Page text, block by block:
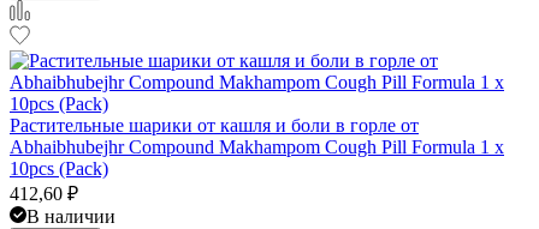
Растительные шарики от кашля и боли в горле от
Abhaibhubejhr Compound Makhampom Cough Pill Formula 1 x
10pcs (Pack)
412,60 ₽
В наличии